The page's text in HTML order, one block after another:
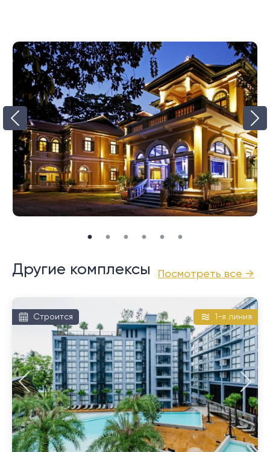
эклектичных баров и концертных площадок.
Появляются некоторые бары на крыше, которые
добавляют волнения вечеру в Пхукет-тауне.
В настоящее время есть очень популярный
воскресный ночной рынок, который начинается
ближе к вечеру вдоль центральной улицы Таланг-
роуд. Приносит веселую атмосферу с напряженной
непринужденной атмосферой.
Посмотреть все →
Другие комплексы
Строится 1-я линия